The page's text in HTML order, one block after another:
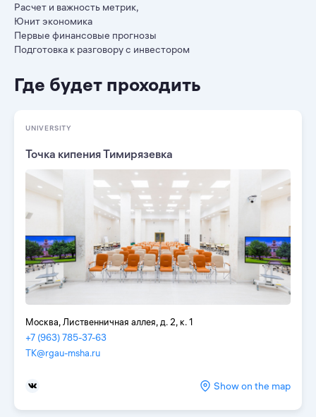
Расчет и важность метрик,
Юнит экономика
Первые финансовые прогнозы
Подготовка к разговору с инвестором
Где будет проходить
UNIVERSITY
Точка кипения Тимирязевка
Москва, Лиственничная аллея, д. 2, к. 1
+7 (963) 785-37-63
TK@rgau-msha.ru
Show on the map